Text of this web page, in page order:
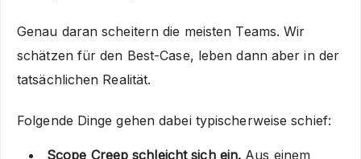
Genau daran scheitern die meisten Teams. Wir
schätzen für den Best-Case, leben dann aber in der
tatsächlichen Realität.
Folgende Dinge gehen dabei typischerweise schief:
Scope Creep schleicht sich ein. Aus einem